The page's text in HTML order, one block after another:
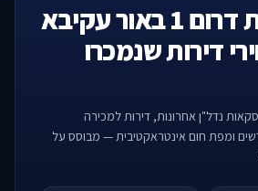
ניתוח שכונת דרום 1 באור עקיבא
דירות שנמכרו
נדל"ן אחרונות, דירות למכירה
ומפת חום אינטראקטיבית — מבוסס על